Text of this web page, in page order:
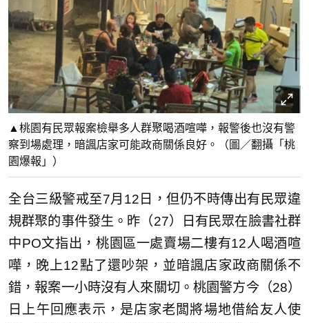
▲桃園有民眾報案檢舉多人群聚喝酒喧嘩，報警後也沒有警
察到場處理，暗諷店家可能政商關係良好。（圖／翻攝「桃
園爆報」）
全台三級警戒至7月12日，但仍不時傳出有民眾違
規群聚的事件發生。昨（27）日有民眾在臉書社群
中PO文指出，桃園區一處賣場二樓有12人喝酒喧
嘩，晚上12點了還吵架，並暗諷店家政商關係不
錯，報案一小時沒有人來關切。桃園警方今（28）
日上午回應表示，是店家老闆將場地借給友人使